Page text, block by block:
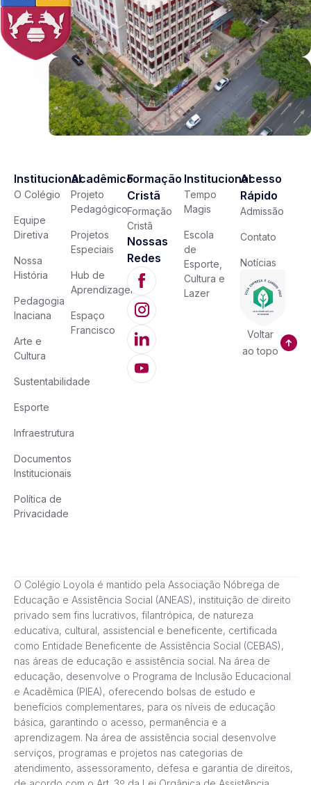
Institucional
O Colégio
Equipe
Diretiva
Nossa
História
Pedagogia
Inaciana
Arte e
Cultura
Sustentabilidade
Esporte
Infraestrutura
Documentos
Institucionais
Política de
Privacidade
Acadêmico
Projeto
Pedagógico
Projetos
Especiais
Hub de
Aprendizagem
Espaço
Francisco
Formação
Cristã
Formação
Cristã
Nossas
Redes
Institucional
Tempo
Magis
Escola
de
Esporte,
Cultura e
Lazer
Acesso
Rápido
Admissão
Contato
Notícias
Voltar
ao topo
O Colégio Loyola é mantido pela Associação Nóbrega de
Educação e Assistência Social (ANEAS), instituição de direito
privado sem fins lucrativos, filantrópica, de natureza
educativa, cultural, assistencial e beneficente, certificada
como Entidade Beneficente de Assistência Social (CEBAS),
nas áreas de educação e assistência social. Na área de
educação, desenvolve o Programa de Inclusão Educacional
e Acadêmica (PIEA), oferecendo bolsas de estudo e
benefícios complementares, para os níveis de educação
básica, garantindo o acesso, permanência e a
aprendizagem. Na área de assistência social desenvolve
serviços, programas e projetos nas categorias de
atendimento, assessoramento, defesa e garantia de direitos,